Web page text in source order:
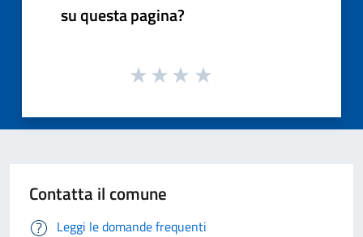
su questa pagina?
Contatta il comune
Leggi le domande frequenti